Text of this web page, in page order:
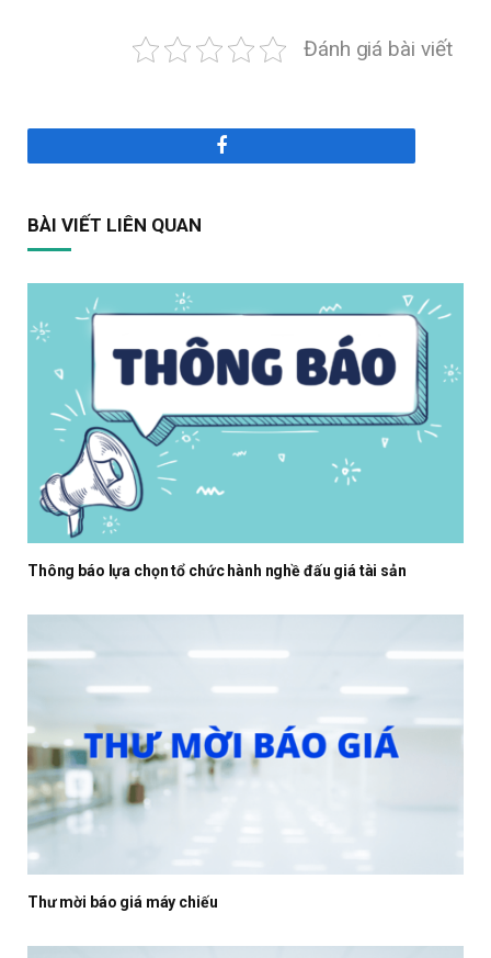
Đánh giá bài viết
Facebook
BÀI VIẾT LIÊN QUAN
Thông báo lựa chọn tổ chức hành nghề đấu giá tài sản
Thư mời báo giá máy chiếu